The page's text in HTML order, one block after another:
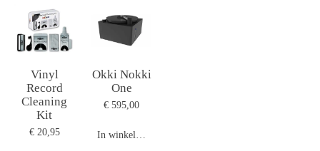
Vinyl
Record
Cleaning
Kit
€ 20,95
Okki Nokki
One
€ 595,00
In winkelwagen